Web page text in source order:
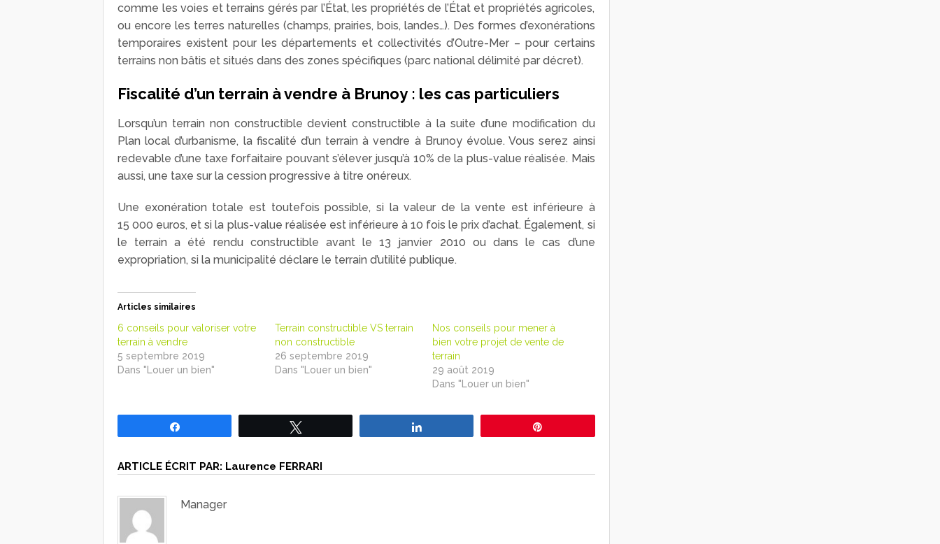
comme les voies et terrains gérés par l’État, les propriétés de l’État et propriétés agricoles,
ou encore les terres naturelles (champs, prairies, bois, landes…). Des formes d’exonérations
temporaires existent pour les départements et collectivités d’Outre-Mer – pour certains
terrains non bâtis et situés dans des zones spécifiques (parc national délimité par décret).
Fiscalité d’un terrain à vendre à Brunoy : les cas particuliers
Lorsqu’un terrain non constructible devient constructible à la suite d’une modification du
Plan local d’urbanisme, la fiscalité d’un terrain à vendre à Brunoy évolue. Vous serez ainsi
redevable d’une taxe forfaitaire pouvant s’élever jusqu’à 10% de la plus-value réalisée. Mais
aussi, une taxe sur la cession progressive à titre onéreux.
Une exonération totale est toutefois possible, si la valeur de la vente est inférieure à
15 000 euros, et si la plus-value réalisée est inférieure à 10 fois le prix d’achat. Également, si
le terrain a été rendu constructible avant le 13 janvier 2010 ou dans le cas d’une
expropriation, si la municipalité déclare le terrain d’utilité publique.
Articles similaires
6 conseils pour valoriser votre
terrain à vendre
5 septembre 2019
Dans "Louer un bien"
Terrain constructible VS terrain
non constructible
26 septembre 2019
Dans "Louer un bien"
Nos conseils pour mener à
bien votre projet de vente de
terrain
29 août 2019
Dans "Louer un bien"
ARTICLE ÉCRIT PAR: Laurence FERRARI
Manager